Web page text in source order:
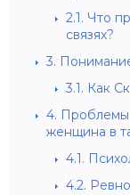
2.1. Что
связях?
3.
3.1. Как
4.
женщина в
4.1.
4.2.